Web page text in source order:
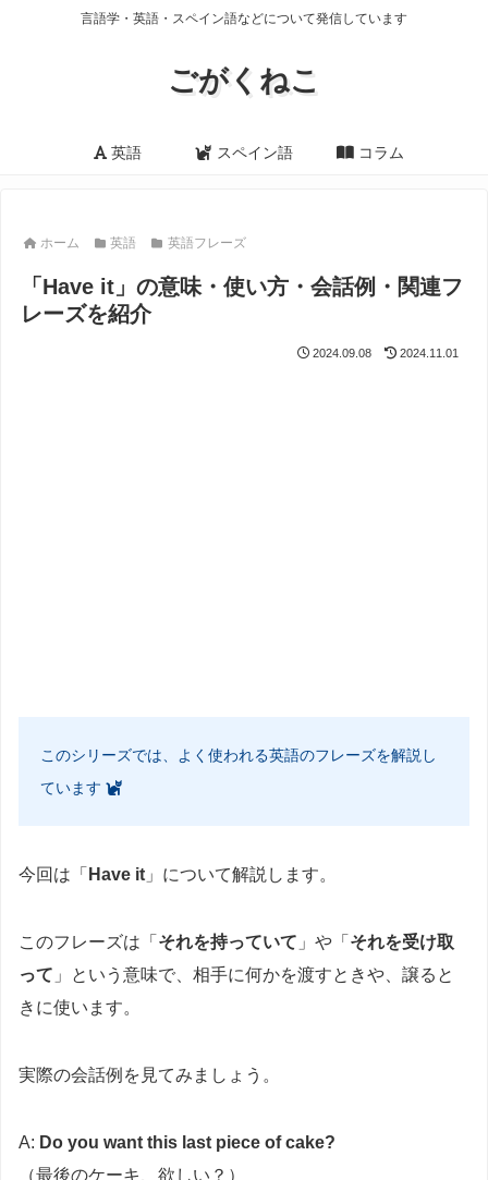
言語学・英語・スペイン語などについて発信しています
ごがくねこ
英語 スペイン語 コラム
ホーム 英語 英語フレーズ
「Have it」の意味・使い方・会話例・関連フ
レーズを紹介
2024.09.08 2024.11.01
このシリーズでは、よく使われる英語のフレーズを解説し
ています
今回は「 Have it 」について解説します。
このフレーズは「 それを持っていて 」や「 それを受け取
って 」という意味で、相手に何かを渡すときや、譲ると
きに使います。
実際の会話例を見てみましょう。
A: Do you want this last piece of cake?
（最後のケーキ、欲しい？）